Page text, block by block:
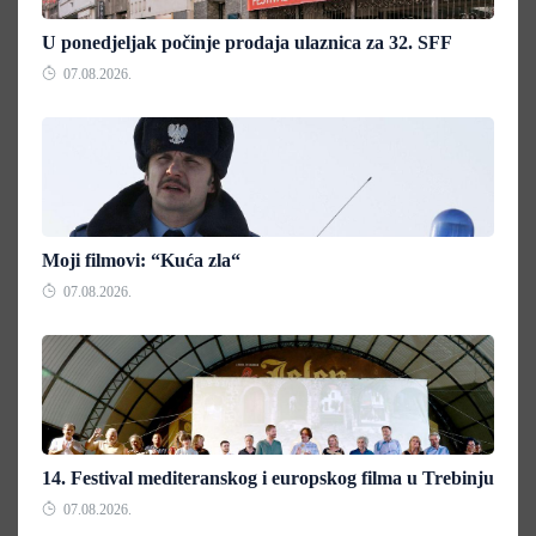
U ponedjeljak počinje prodaja ulaznica za 32. SFF
07.08.2026.
Moji filmovi: “Kuća zla“
07.08.2026.
14. Festival mediteranskog i europskog filma u Trebinju
07.08.2026.